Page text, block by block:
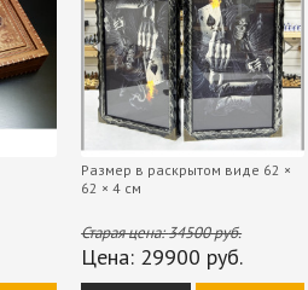
Размер в раскрытом виде 62 ×
62 × 4 см
Старая цена:34500руб.
Цена: 29900 руб.